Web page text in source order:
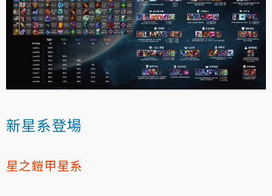
新星系登場
星之鎧甲星系